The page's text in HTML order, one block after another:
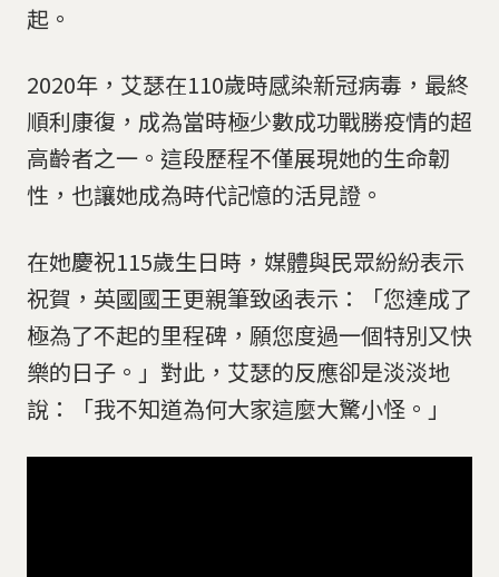
起。
2020年，艾瑟在110歲時感染新冠病毒，最終
順利康復，成為當時極少數成功戰勝疫情的超
高齡者之一。這段歷程不僅展現她的生命韌
性，也讓她成為時代記憶的活見證。
在她慶祝115歲生日時，媒體與民眾紛紛表示
祝賀，英國國王更親筆致函表示：「您達成了
極為了不起的里程碑，願您度過一個特別又快
樂的日子。」對此，艾瑟的反應卻是淡淡地
說：「我不知道為何大家這麼大驚小怪。」